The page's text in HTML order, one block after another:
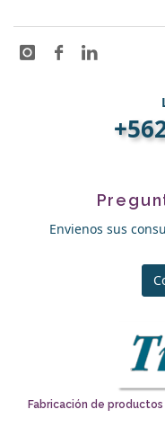
Envienos sus
Fabricación de